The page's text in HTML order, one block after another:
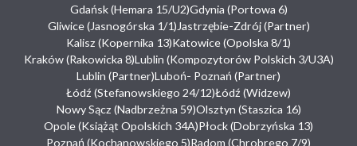
Gdańsk (Hemara 15/U2)Gdynia (Portowa 6)
Gliwice (Jasnogórska 1/1) Jastrzębie-Zdrój (Partner)
Kalisz (Kopernika 13)Katowice (Opolska 8/1)
Kraków (Rakowicka 8)Lublin (Kompozytorów Polskich 3/U3A)
Lublin (Partner)Luboń- Poznań (Partner)
Łódź (Stefanowskiego 24/12)Łódź (Widzew)
Nowy Sącz (Nadbrzeżna 59)Olsztyn (Staszica 16)
Opole (Książąt Opolskich 34A)Płock (Dobrzyńska 13)
Poznań (Kochanowskiego 5)Radom (Chrobrego 7/9)